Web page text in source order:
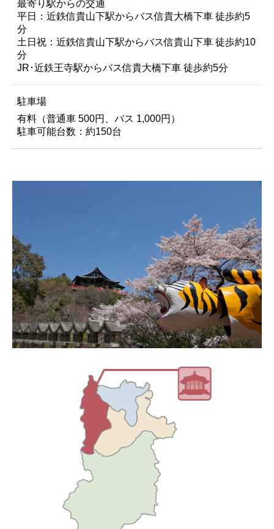
最寄り駅からの交通
平日：近鉄信貴山下駅からバス信貴大橋下車 徒歩約5
分
土日祝：近鉄信貴山下駅からバス信貴山下車 徒歩約10
分
JR･近鉄王寺駅からバス信貴大橋下車 徒歩約5分
駐車場
有料（普通車 500円、バス 1,000円）
駐車可能台数：約150台